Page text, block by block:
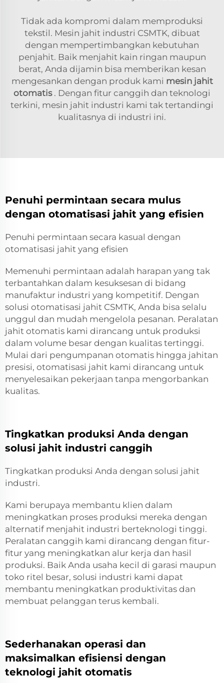
Tidak ada kompromi dalam memproduksi
tekstil. Mesin jahit industri CSMTK, dibuat
dengan mempertimbangkan kebutuhan
penjahit. Baik menjahit kain ringan maupun
berat, Anda dijamin bisa memberikan kesan
mengesankan dengan produk kami mesin jahit
otomatis . Dengan fitur canggih dan teknologi
terkini, mesin jahit industri kami tak tertandingi
kualitasnya di industri ini.
Penuhi permintaan secara mulus
dengan otomatisasi jahit yang efisien
Penuhi permintaan secara kasual dengan
otomatisasi jahit yang efisien
Memenuhi permintaan adalah harapan yang tak
terbantahkan dalam kesuksesan di bidang
manufaktur industri yang kompetitif. Dengan
solusi otomatisasi jahit CSMTK, Anda bisa selalu
unggul dan mudah mengelola pesanan. Peralatan
jahit otomatis kami dirancang untuk produksi
dalam volume besar dengan kualitas tertinggi.
Mulai dari pengumpanan otomatis hingga jahitan
presisi, otomatisasi jahit kami dirancang untuk
menyelesaikan pekerjaan tanpa mengorbankan
kualitas.
Tingkatkan produksi Anda dengan
solusi jahit industri canggih
Tingkatkan produksi Anda dengan solusi jahit
industri.
Kami berupaya membantu klien dalam
meningkatkan proses produksi mereka dengan
alternatif menjahit industri berteknologi tinggi.
Peralatan canggih kami dirancang dengan fitur-
fitur yang meningkatkan alur kerja dan hasil
produksi. Baik Anda usaha kecil di garasi maupun
toko ritel besar, solusi industri kami dapat
membantu meningkatkan produktivitas dan
membuat pelanggan terus kembali.
Sederhanakan operasi dan
maksimalkan efisiensi dengan
teknologi jahit otomatis